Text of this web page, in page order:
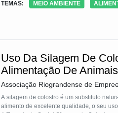
geração de novidades sociotécnicas e
TEMAS: MEIO AMBIENTE
Uso Da Silagem De
Alimentação De Animais
Associação Riograndense de
A silagem de colostro é um substituto
alimento de excelente qualidade, o seu